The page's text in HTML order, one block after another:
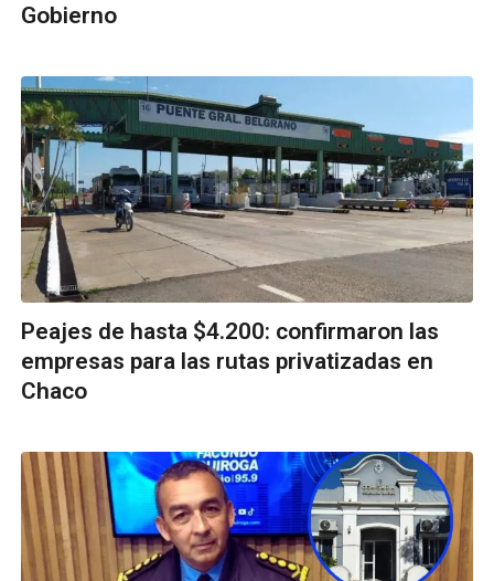
Gobierno
Peajes de hasta $4.200: confirmaron las
empresas para las rutas privatizadas en
Chaco